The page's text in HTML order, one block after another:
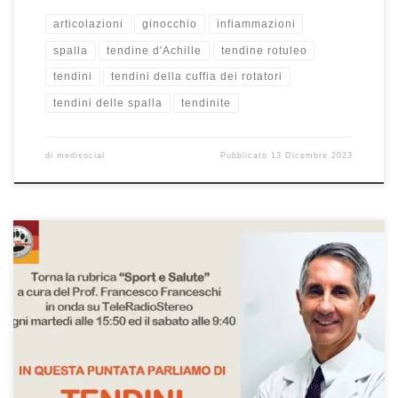
articolazioni ginocchio infiammazioni
spalla tendine d'Achille tendine rotuleo
tendini tendini della cuffia dei rotatori
tendini delle spalla tendinite
di medisocial Pubblicato 13 Dicembre 2023
Cosa sono i tendini? Intervista del 12/12/2023 rilasciata dal Prof.
Francesco Franceschi a Teleradiostereo. Se avete perso
l’intervista, riascoltatela qui. Buon ascolto! Oggi parliamo dei
tendini e dei legamenti e parliamo proprio dai tempi anche
perché ci sono tanti giocatori, come per esempio anche Smalling
della Roma che ha problemi […]